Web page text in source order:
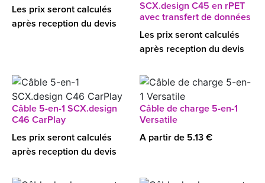
Les prix seront calculés
après reception du devis
SCX.design C45 en rPET
avec transfert de données
Les prix seront calculés
après reception du devis
Câble 5-en-1 SCX.design
C46 CarPlay
Les prix seront calculés
après reception du devis
Câble de charge 5-en-1
Versatile
A partir de 5.13 €